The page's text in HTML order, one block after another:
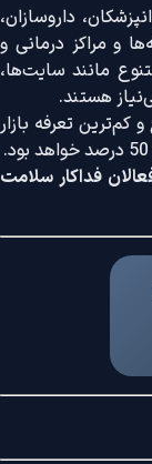
داروسازان،
و مراکز درمانی و
مانند سایت‌ها،
هستند.
کم‌ترین تعرفه بازار
فداکار سلامت